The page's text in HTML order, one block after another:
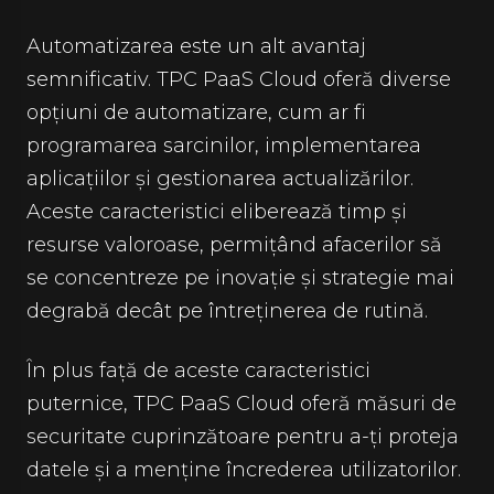
Automatizarea este un alt avantaj
semnificativ. TPC PaaS Cloud oferă diverse
opțiuni de automatizare, cum ar fi
programarea sarcinilor, implementarea
aplicațiilor și gestionarea actualizărilor.
Aceste caracteristici eliberează timp și
resurse valoroase, permițând afacerilor să
se concentreze pe inovație și strategie mai
degrabă decât pe întreținerea de rutină.
În plus față de aceste caracteristici
puternice, TPC PaaS Cloud oferă măsuri de
securitate cuprinzătoare pentru a-ți proteja
datele și a menține încrederea utilizatorilor.